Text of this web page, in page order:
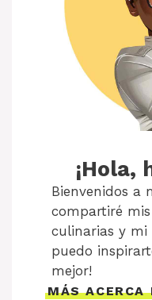
¡Hola,
Bienvenidos a
compartiré
culinarias y mi
puedo
mejor!
MÁS ACERCA